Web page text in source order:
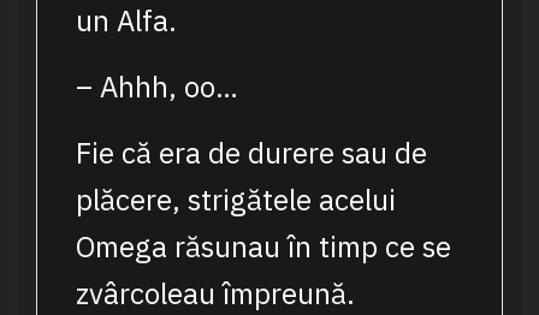
un Alfa.
– Ahhh, oo…
Fie că era de durere sau de
plăcere, strigătele acelui
Omega răsunau în timp ce se
zvârcoleau împreună.